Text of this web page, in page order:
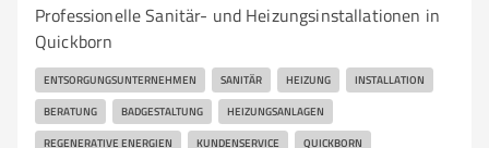
Professionelle Sanitär- und Heizungsinstallationen in
Quickborn
ENTSORGUNGSUNTERNEHMEN SANITÄR HEIZUNG INSTALLATION
BERATUNG BADGESTALTUNG HEIZUNGSANLAGEN
REGENERATIVE ENERGIEN KUNDENSERVICE QUICKBORN